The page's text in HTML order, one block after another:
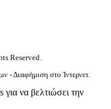
Reserved.
- Διαφήμιση στο Ίντερνετ.
για να βελτιώσει την